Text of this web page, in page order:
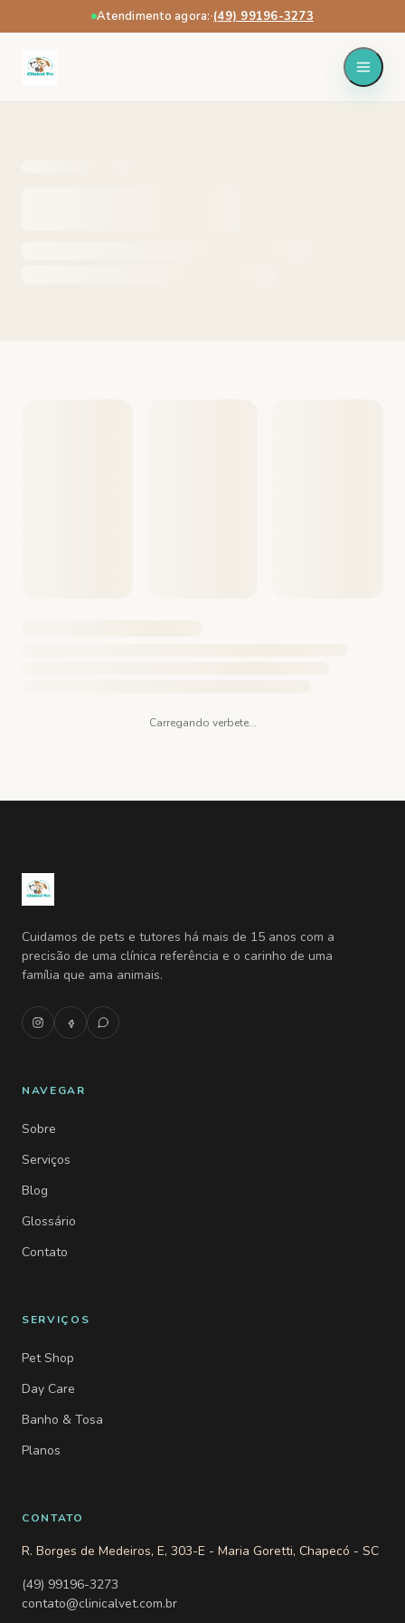
Atendimento agora:·(49) 99196-3273
Carregando verbete...
Cuidamos de pets e tutores há mais de 15 anos com a
precisão de uma clínica referência e o carinho de uma
família que ama animais.
NAVEGAR
Sobre
Serviços
Blog
Glossário
Contato
SERVIÇOS
Pet Shop
Day Care
Banho & Tosa
Planos
CONTATO
R. Borges de Medeiros, E, 303-E - Maria Goretti, Chapecó - SC
(49) 99196-3273
contato@clinicalvet.com.br